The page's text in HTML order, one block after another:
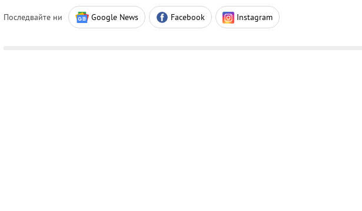
Последвайте ни Google News Facebook Instagram